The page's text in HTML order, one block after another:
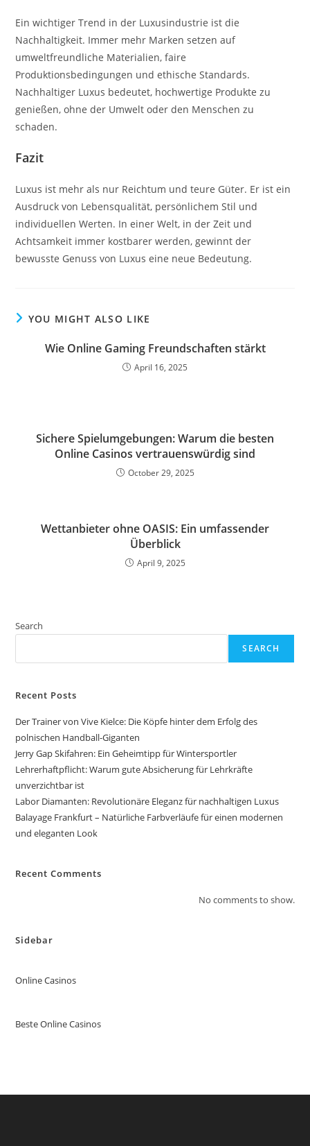
Ein wichtiger Trend in der Luxusindustrie ist die
Nachhaltigkeit. Immer mehr Marken setzen auf
umweltfreundliche Materialien, faire
Produktionsbedingungen und ethische Standards.
Nachhaltiger Luxus bedeutet, hochwertige Produkte zu
genießen, ohne der Umwelt oder den Menschen zu
schaden.
Fazit
Luxus ist mehr als nur Reichtum und teure Güter. Er ist ein
Ausdruck von Lebensqualität, persönlichem Stil und
individuellen Werten. In einer Welt, in der Zeit und
Achtsamkeit immer kostbarer werden, gewinnt der
bewusste Genuss von Luxus eine neue Bedeutung.
YOU MIGHT ALSO LIKE
Wie Online Gaming Freundschaften stärkt
April 16, 2025
Sichere Spielumgebungen: Warum die besten
Online Casinos vertrauenswürdig sind
October 29, 2025
Wettanbieter ohne OASIS: Ein umfassender
Überblick
April 9, 2025
Search
SEARCH
Recent Posts
Der Trainer von Vive Kielce: Die Köpfe hinter dem Erfolg des
polnischen Handball-Giganten
Jerry Gap Skifahren: Ein Geheimtipp für Wintersportler
Lehrerhaftpflicht: Warum gute Absicherung für Lehrkräfte
unverzichtbar ist
Labor Diamanten: Revolutionäre Eleganz für nachhaltigen Luxus
Balayage Frankfurt – Natürliche Farbverläufe für einen modernen
und eleganten Look
Recent Comments
No comments to show.
Sidebar
Online Casinos
Beste Online Casinos